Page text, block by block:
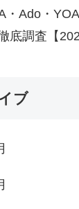
・Ado・
底調査【
ブ